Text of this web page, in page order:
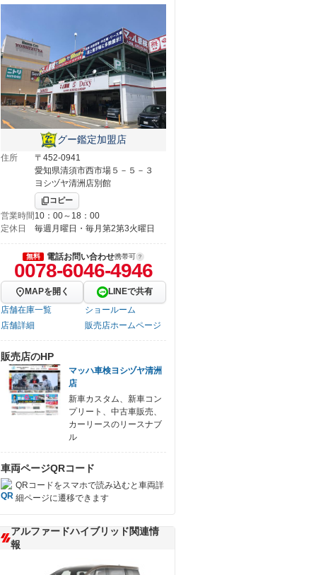
グー鑑定加盟店
住所
〒452-0941
愛知県清須市西市場５－５－３
ヨシヅヤ清洲店別館
コピー
営業時間10：00～18：00
定休日
毎週月曜日・毎月第2第3火曜日
無料 電話お問い合わせ携帯可
0078-6046-4946
MAPを開く
LINEで共有
店舗在庫一覧
ショールーム
店舗詳細
販売店ホームページ
販売店のHP
マッハ車検ヨシヅヤ清洲
店
新車カスタム、新車コン
プリート、中古車販売、
カーリースのリースナブ
ル
車両ページQRコード
QRコードをスマホで読み込むと車両詳
細ページに遷移できます
アルファードハイブリッド関連情
報